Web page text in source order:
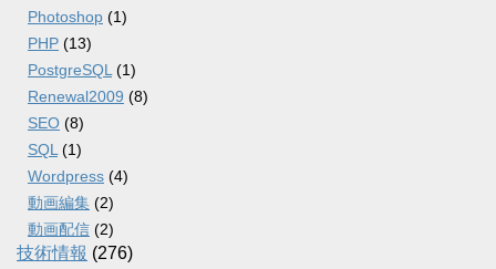
Photoshop (1)
PHP (13)
PostgreSQL (1)
Renewal2009 (8)
SEO (8)
SQL (1)
Wordpress (4)
動画編集 (2)
動画配信 (2)
技術情報 (276)